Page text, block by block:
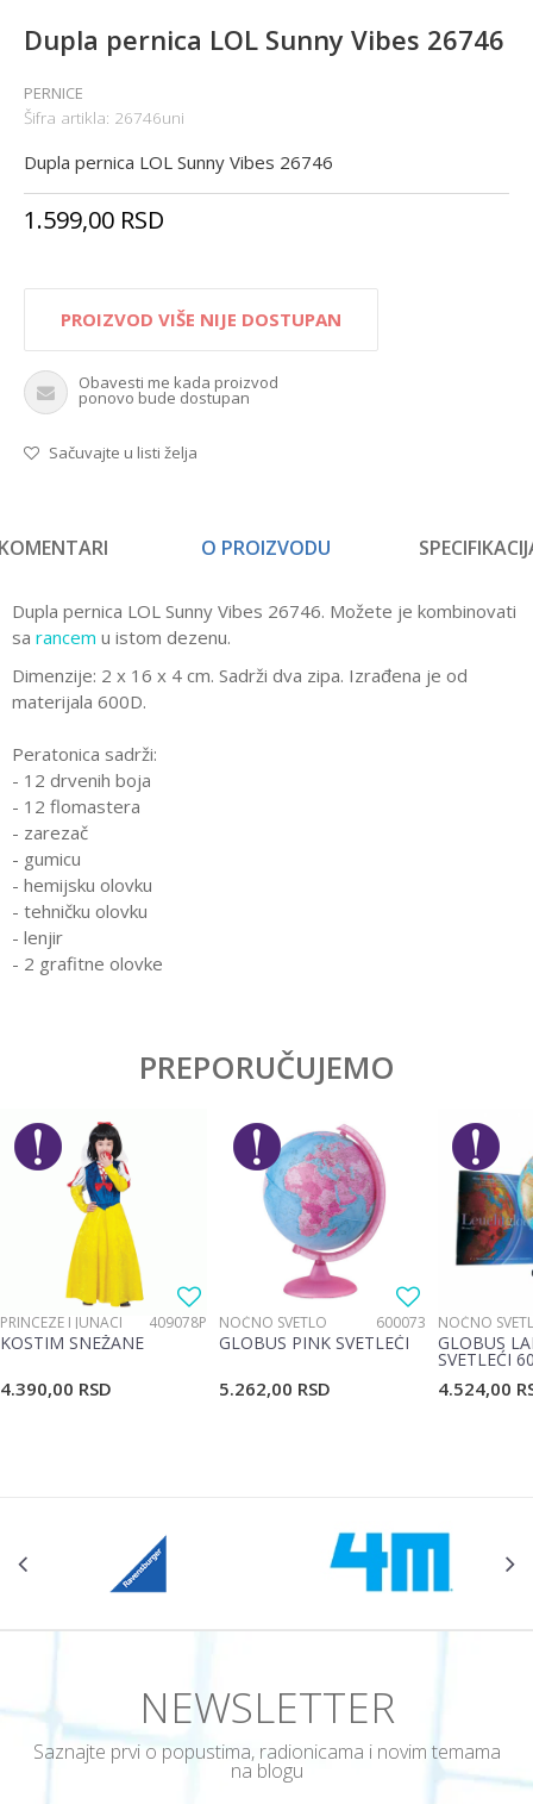
Dupla pernica LOL Sunny Vibes 26746
PERNICE
Šifra artikla: 26746uni
Dupla pernica LOL Sunny Vibes 26746
1.599,00 RSD
PROIZVOD VIŠE NIJE DOSTUPAN
Obavesti me kada proizvod
ponovo bude dostupan
Sačuvajte u listi želja
O PROIZVODU
Dupla pernica LOL Sunny Vibes 26746. Možete je kombinovati
sa rancem u istom dezenu.
Dimenzije: 2 x 16 x 4 cm. Sadrži dva zipa. Izrađena je od
materijala 600D.
Peratonica sadrži:
- 12 drvenih boja
- 12 flomastera
- zarezač
- gumicu
- hemijsku olovku
- tehničku olovku
- lenjir
- 2 grafitne olovke
Devojčice
Brend
Lol
Email
PREPORUČUJEMO
PRINCEZE I JUNACI 409078P
KOSTIM SNEŽANE
4.390,00 RSD
NOĆNO SVETLO 600073
GLOBUS PINK SVETLEĆI
5.262,00 RSD
NOĆNO
GLOBUS
SVETLEĆI
4.524,00
NEWSLETTER
Saznajte prvi o popustima, radionicama i novim temama
na blogu